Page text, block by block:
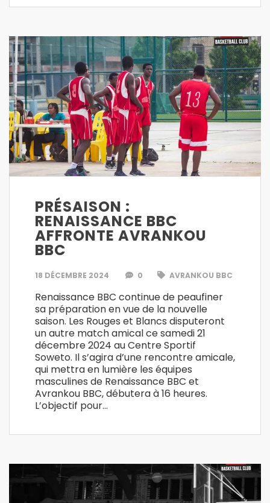
PRÉSAISON :
RENAISSANCE BBC
AFFRONTE AVRANKOU
BBC
18 DÉCEMBRE 2024 0 AVRANKOU BBC
Renaissance BBC continue de peaufiner
sa préparation en vue de la nouvelle
saison. Les Rouges et Blancs disputeront
un autre match amical ce samedi 21
décembre 2024 au Centre Sportif
Soweto. Il s’agira d’une rencontre amicale,
qui mettra en lumière les équipes
masculines de Renaissance BBC et
Avrankou BBC, débutera à 16 heures.
L’objectif pour…